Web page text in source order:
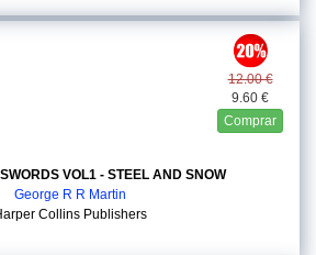
12.00 €
9.60 €
Comprar
VOL1 - STEEL AND SNOW
George R R Martin
Collins Publishers